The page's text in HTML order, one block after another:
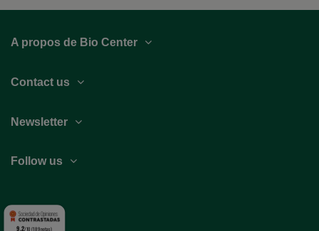
A propos de Bio Center
Contact us
Follow us
Newsletter
9.2/10 (189 notas)